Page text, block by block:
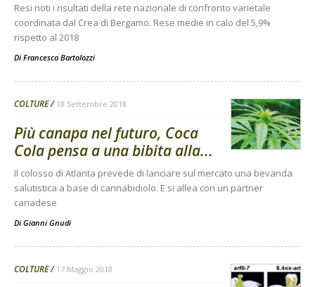
Resi noti i risultati della rete nazionale di confronto varietale
coordinata dal Crea di Bergamo. Rese medie in calo del 5,9%
rispetto al 2018
Di Francesco Bartolozzi
COLTURE 18 Settembre 2018
Più canapa nel futuro, Coca
Cola pensa a una bibita alla...
Il colosso di Atlanta prevede di lanciare sul mercato una bevanda
salutistica a base di cannabidiolo. E si allea con un partner
canadese
Di Gianni Gnudi
COLTURE 17 Maggio 2018